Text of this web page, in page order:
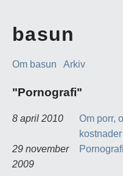
basun
Om basun Arkiv
"Pornografi"
8 april 2010
Om porr,
kostnader
29 november
2009